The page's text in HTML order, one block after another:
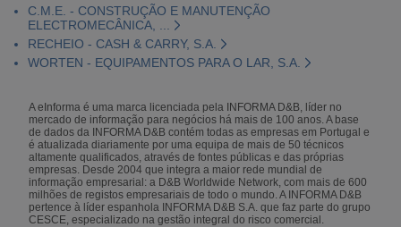
C.M.E. - CONSTRUÇÃO E MANUTENÇÃO
ELECTROMECÂNICA, ...
RECHEIO - CASH & CARRY, S.A.
WORTEN - EQUIPAMENTOS PARA O LAR, S.A.
A eInforma é uma marca licenciada pela INFORMA D&B, líder no
mercado de informação para negócios há mais de 100 anos. A base
de dados da INFORMA D&B contém todas as empresas em Portugal e
é atualizada diariamente por uma equipa de mais de 50 técnicos
altamente qualificados, através de fontes públicas e das próprias
empresas. Desde 2004 que integra a maior rede mundial de
informação empresarial: a D&B Worldwide Network, com mais de 600
milhões de registos empresariais de todo o mundo. A INFORMA D&B
pertence à líder espanhola INFORMA D&B S.A. que faz parte do grupo
CESCE, especializado na gestão integral do risco comercial.